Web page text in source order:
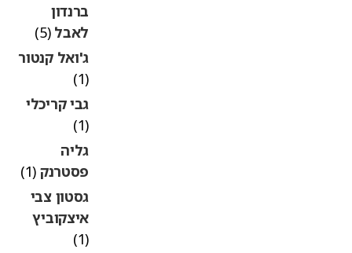
ברנדון
לאבל(5)
ג'ואל קנטור
גבי קריכלי
גליה
פסטרנק(1)
גסטון צבי
איצקוביץ